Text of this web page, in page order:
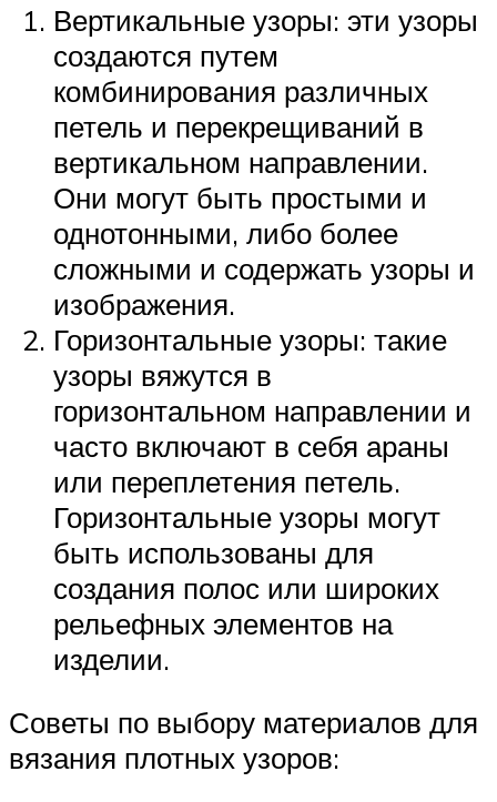
Вертикальные узоры: эти узоры
создаются путем
комбинирования различных
петель и перекрещиваний в
вертикальном направлении.
Они могут быть простыми и
однотонными, либо более
сложными и содержать узоры и
изображения.
Горизонтальные узоры: такие
узоры вяжутся в
горизонтальном направлении и
часто включают в себя араны
или переплетения петель.
Горизонтальные узоры могут
быть использованы для
создания полос или широких
рельефных элементов на
изделии.
Советы по выбору материалов для
вязания плотных узоров: